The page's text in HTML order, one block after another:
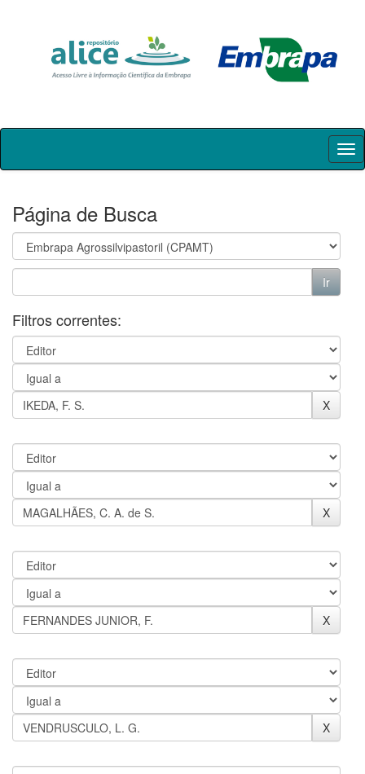
Skip
Página de Busca
Filtros correntes: